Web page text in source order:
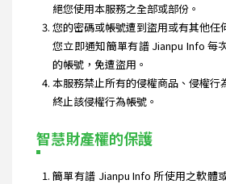
絕您使用本服務之全部或部份。
您的密碼或帳號遭到盜用或有其他任
您立即通知簡單有譜 Jianpu Info 每
的帳號，免遭盜用。
本服務禁止所有的侵權商品、侵權行
終止該侵權行為帳號。
智慧財產權的保護
簡單有譜 Jianpu Info 所使用之軟體